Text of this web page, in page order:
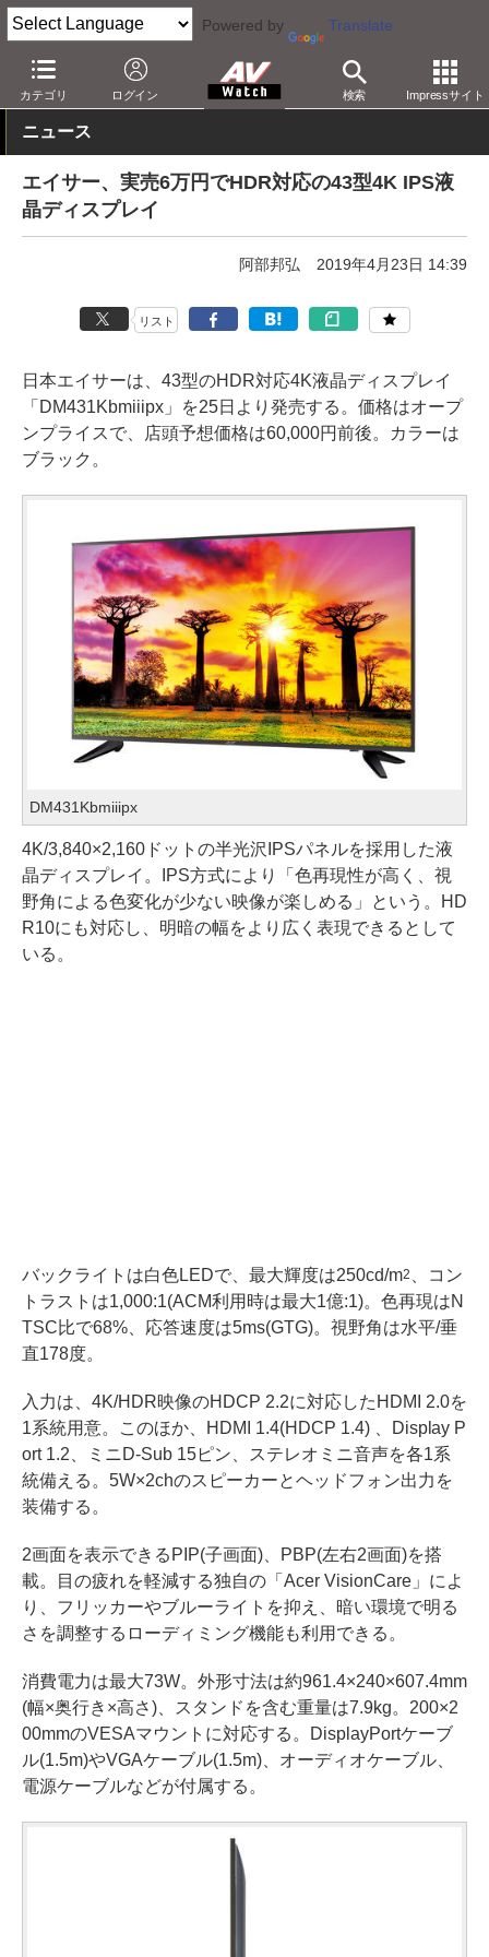
Powered by Translate
カテゴリ ログイン 検索 Impressサイト
AV Watch 製品 ディスプレイ
ニュース
エイサー、実売6万円でHDR対応の43型4K IPS液
晶ディスプレイ
阿部邦弘 2019年4月23日 14:39
リスト
日本エイサーは、43型のHDR対応4K液晶ディスプレイ
「DM431Kbmiiipx」を25日より発売する。価格はオープ
ンプライスで、店頭予想価格は60,000円前後。カラーは
ブラック。
DM431Kbmiiipx
4K/3,840×2,160ドットの半光沢IPSパネルを採用した液
晶ディスプレイ。IPS方式により「色再現性が高く、視
野角による色変化が少ない映像が楽しめる」という。HD
R10にも対応し、明暗の幅をより広く表現できるとして
いる。
バックライトは白色LEDで、最大輝度は250cd/m2
、コン
トラストは1,000:1(ACM利用時は最大1億:1)。色再現はN
TSC比で68%、応答速度は5ms(GTG)。視野角は水平/垂
直178度。
入力は、4K/HDR映像のHDCP 2.2に対応したHDMI 2.0を
1系統用意。このほか、HDMI 1.4(HDCP 1.4) 、Display P
ort 1.2、ミニD-Sub 15ピン、ステレオミニ音声を各1系
統備える。5W×2chのスピーカーとヘッドフォン出力を
装備する。
2画面を表示できるPIP(子画面)、PBP(左右2画面)を搭
載。目の疲れを軽減する独自の「Acer VisionCare」によ
り、フリッカーやブルーライトを抑え、暗い環境で明る
さを調整するローディミング機能も利用できる。
消費電力は最大73W。外形寸法は約961.4×240×607.4mm
(幅×奥行き×高さ)、スタンドを含む重量は7.9kg。200×2
00mmのVESAマウントに対応する。DisplayPortケーブ
ル(1.5m)やVGAケーブル(1.5m)、オーディオケーブル、
電源ケーブルなどが付属する。